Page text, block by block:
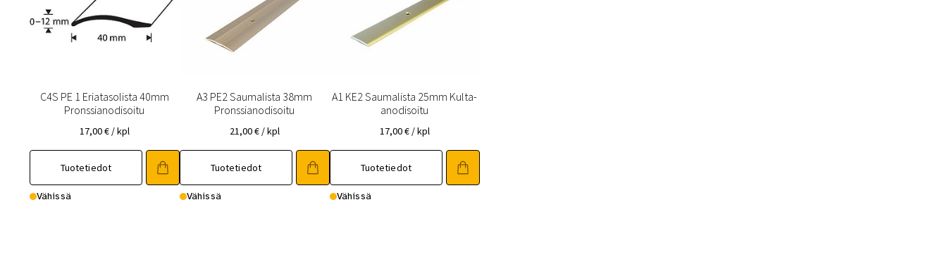
C4S PE 1 Eriatasolista 40mm
Pronssianodisoitu
17,00€ / kpl
Tuotetiedot
Vähissä
A3 PE2 Saumalista 38mm
Pronssianodisoitu
21,00€ / kpl
Tuotetiedot
Vähissä
A1 KE2 Saumalista 25mm Kulta-
anodisoitu
17,00€ / kpl
Tuotetiedot
Vähissä